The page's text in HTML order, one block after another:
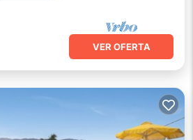
VER OFERTA